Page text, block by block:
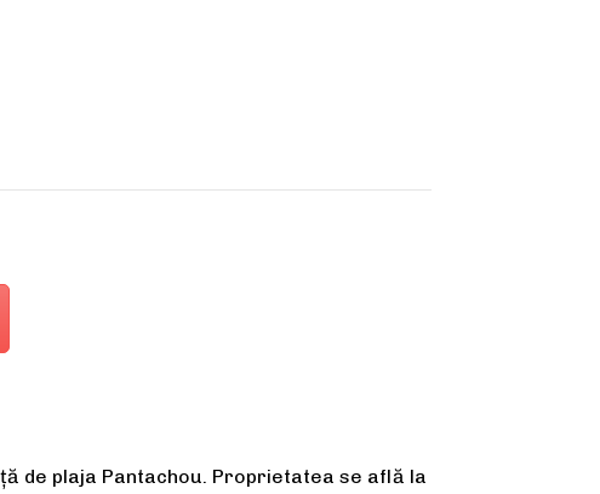
de plaja Pantachou. Proprietatea se află la